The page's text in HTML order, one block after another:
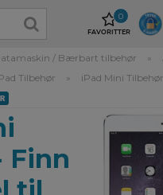
FAVORITTER
0
/ Bærbart tilbehør »
Tilbehør » iPad Mini Tilbehør
Finn